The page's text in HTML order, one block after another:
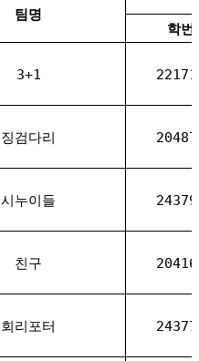
팀명
학번
3+1
징검다리
시누이들
친구
회리포터